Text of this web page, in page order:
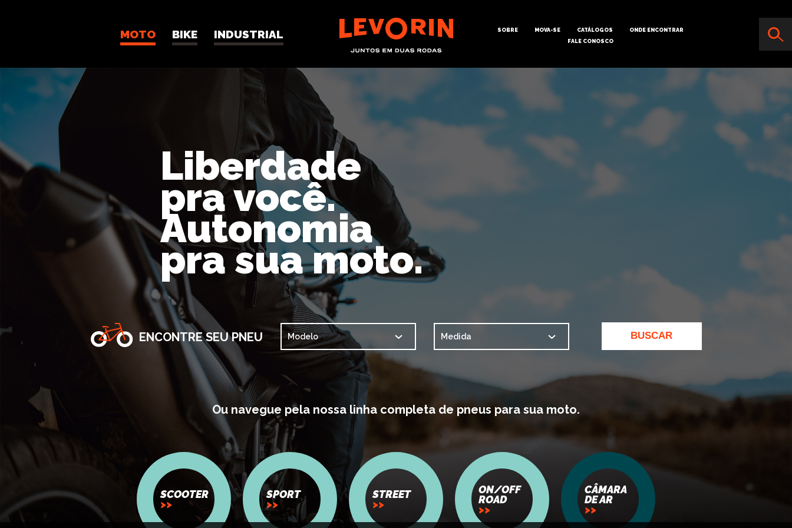
MOTO BIKE INDUSTRIAL SOBRE MOVA-SE CATÁLOGOS
ONDE ENCONTRAR
FALE CONOSCO
Liberdade
pra você.
Autonomia
pra sua moto.
ENCONTRE SEU PNEU BUSCAR
Ou navegue pela nossa linha completa de pneus para sua moto.
SCOOTER SPORT STREET
ON/OFF
ROAD
CÂMARA
DE AR